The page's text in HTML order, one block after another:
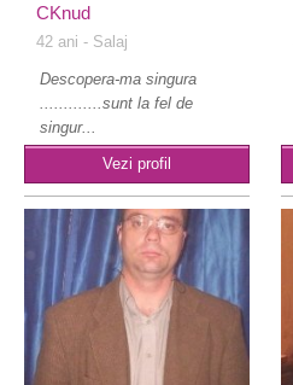
CKnud
42 ani - Salaj
Descopera-ma singura
.............sunt la fel de
singur...
Vezi profil